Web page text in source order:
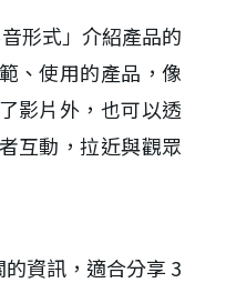
形式」介紹產品的
、使用的產品，像
影片外，也可以透
互動，拉近與觀眾
資訊，適合分享 3